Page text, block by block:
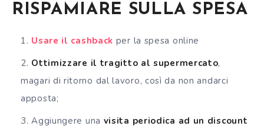
RISPAMIARE SULLA SPESA
Usare il cashback per la spesa online
Ottimizzare il tragitto al supermercato,
magari di ritorno dal lavoro, così da non andarci
apposta;
Aggiungere una visita periodica ad un discount